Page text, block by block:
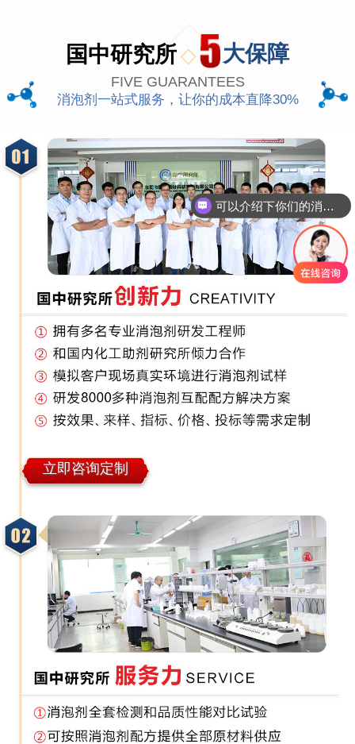
国中研究所 大保障
FIVE GUARANTEES
消泡剂一站式服务，让你的成本直降30%
立即咨询定制
可以介绍下你们的消泡剂么
你们是怎么收费的呢